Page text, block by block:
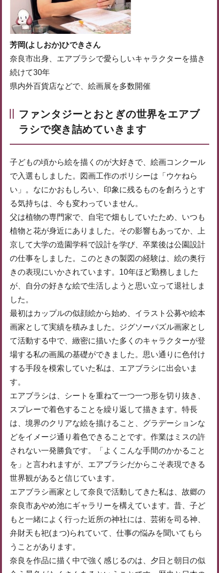
芳岡(よしおか)ひできさん
奈良市出身、エアブラシで愛らしいキャラクターを描き
続けて30年
県内外百貨店などで、絵画展を多数開催
ファンタジーとおとぎの世界をエアブ
ラシで突き詰めていきます
子どもの頃から絵を描くのが大好きで、絵画コンクール
で入選もしました。図画工作のポリシーは「ウケねら
い」。なにかおもしろい、印象に残るものを創ろうとす
る気持ちは、今も変わっていません。
父は植物の専門家で、自宅で畑もしていたため、いつも
植物と花が身近にありました。その影響もあってか、上
京して大学の造園学科で設計を学び、卒業後は公園設計
の仕事をしました。このときの製図の経験は、絵の奥行
きの表現にいかされています。10年ほど勤務しました
が、自分の好きな絵で生活しようと思い立って退社しま
した。
最初はカップルの似顔絵から始め、イラスト公募や絵本
画家として実績を積みました。ジグソーパズル画家とし
て活動する中で、緻密に描いた多くのキャラクターが登
場する私の画風の基礎ができました。思い通りに色付け
する手段を模索していた私は、エアブラシに出会いま
す。
エアブラシは、シートを重ねて一つ一つ形を切り抜き、
スプレーで着色することを繰り返して描きます。特長
は、境界のクリアな絵を描けること、グラデーションな
どをイメージ通り着色できることです。作業はミスの許
されない一発勝負です。「よくこんな手間のかかること
を」と言われますが、エアブラシだからこそ表現できる
世界観があると信じています。
エアブラシ画家として奈良で活動してきた私は、故郷の
奈良市あやめ池にギャラリーを構えています。昔、子ど
もと一緒によく行った近所の神社には、芸術を司る神、
弁財天も祀(まつ)られていて、仕事の悩みを聞いてもら
うことがあります。
奈良を作品に描く中で強く感じるのは、夕日と朝日の似